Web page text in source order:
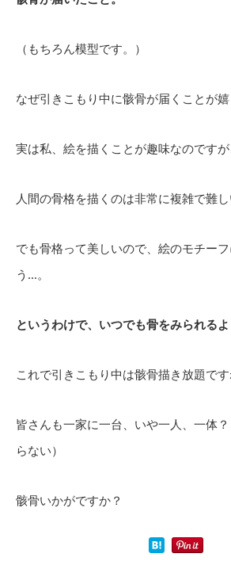
（もちろん模型です。）
なぜ引きこもり中に骸骨が届くことが嬉
実は私、絵を描くことが趣味なのですが
人間の骨格を描くのは非常に複雑で難し
でも骨格って美しいので、絵のモチー
う…。
というわけで、いつでも骨をみられるよ
これで引きこもり中は骸骨描き放題です
皆さんも一家に一台、いや一人、一体
らない）
骸骨いかがですか？